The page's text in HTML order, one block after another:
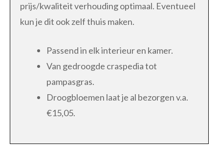
prijs/kwaliteit verhouding optimaal. Eventueel
kun je dit ook zelf thuis maken.
Passend in elk interieur en kamer.
Van gedroogde craspedia tot
pampasgras.
Droogbloemen laat je al bezorgen v.a.
€15,05.